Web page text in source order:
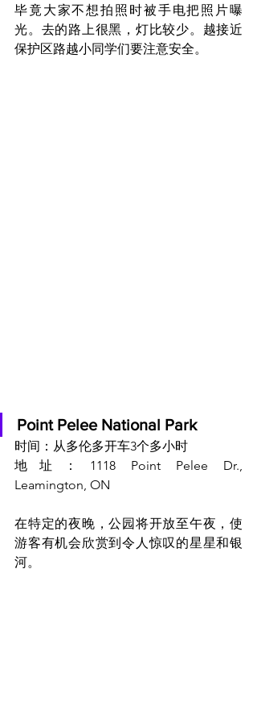
毕竟大家不想拍照时被手电把照片曝
光。去的路上很黑，灯比较少。越接近
保护区路越小同学们要注意安全。
Point Pelee National Park
时间：从多伦多开车3个多小时
地址：1118 Point Pelee Dr.,
Leamington, ON
在特定的夜晚，公园将开放至午夜，使
游客有机会欣赏到令人惊叹的星星和银
河。